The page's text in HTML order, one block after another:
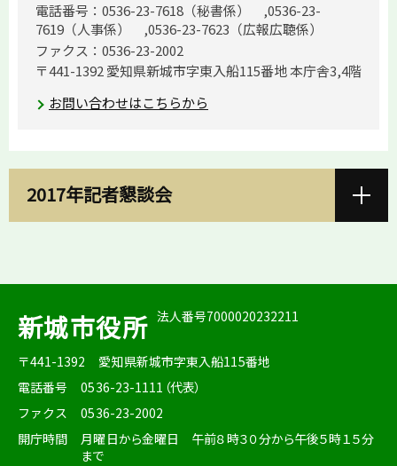
電話番号：0536-23-7618（秘書係） ,0536-23-
7619（人事係） ,0536-23-7623（広報広聴係）
ファクス：0536-23-2002
〒441-1392 愛知県新城市字東入船115番地 本庁舎3,4階
お問い合わせはこちらから
2017年記者懇談会
新城市役所 法人番号7000020232211
〒441-1392
愛知県新城市字東入船115番地
電話番号
0536-23-1111（代表）
ファクス
0536-23-2002
開庁時間
月曜日から金曜日 午前８時３０分から午後５時１５分
まで